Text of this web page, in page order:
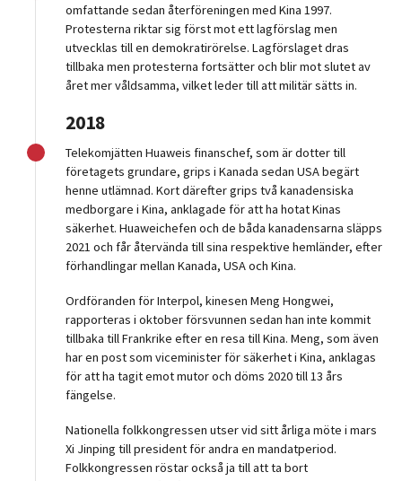
omfattande sedan återföreningen med Kina 1997.
Protesterna riktar sig först mot ett lagförslag men
utvecklas till en demokratirörelse. Lagförslaget dras
tillbaka men protesterna fortsätter ochblir mot slutet av
året mer våldsamma, vilket leder till att militär sätts in.
2018
Telekomjätten Huaweis finanschef, som är dotter till
företagets grundare, grips i Kanada sedan USA begärt
henne utlämnad. Kort därefter grips två kanadensiska
medborgare i Kina, anklagade för att ha hotat Kinas
säkerhet. Huaweichefen och de båda kanadensarna släpps
2021 och får återvända till sina respektive hemländer, efter
förhandlingar mellan Kanada, USA och Kina.
Ordföranden för Interpol, kinesen Meng Hongwei,
rapporteras i oktober försvunnen sedan han inte kommit
tillbaka till Frankrike efter en resa till Kina. Meng, som även
har en post som viceminister för säkerhet i Kina, anklagas
för att ha tagit emot mutor och döms 2020 till 13 års
fängelse.
Nationella folkkongressen utser vid sitt årliga möte i mars
Xi Jinping till president för andra en mandatperiod.
Folkkongressen röstar också ja till att ta bort